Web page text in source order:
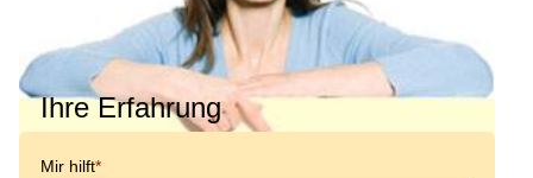
Ihre Erfahrung
Mir hilft